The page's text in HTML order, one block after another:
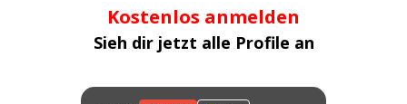
Kostenlos anmelden
Sieh dir jetzt alle Profile an